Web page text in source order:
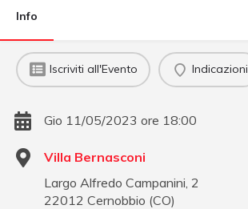
Info
Iscriviti all'Evento Indicazioni
Gio 11/05/2023 ore 18:00
Villa Bernasconi
Largo Alfredo Campanini, 2
22012 Cernobbio (CO)